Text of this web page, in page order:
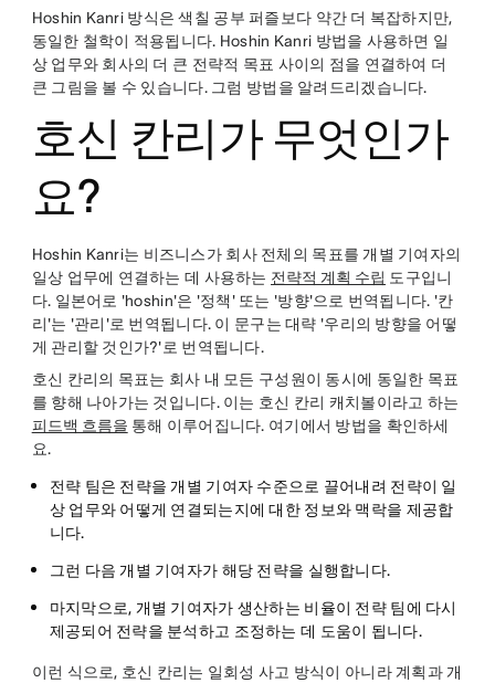
Hoshin Kanri 방식은 색칠 공부 퍼즐보다 약간 더 복잡하지만,
동일한 철학이 적용됩니다. Hoshin Kanri 방법을 사용하면 일
상 업무와 회사의 더 큰 전략적 목표 사이의 점을 연결하여 더
큰 그림을 볼 수 있습니다. 그럼 방법을 알려드리겠습니다.
호신 칸리가 무엇인가
요?
Hoshin Kanri는 비즈니스가 회사 전체의 목표를 개별 기여자의
일상 업무에 연결하는 데 사용하는 전략적 계획 수립 도구입니
다. 일본어로 'hoshin'은 '정책' 또는 '방향'으로 번역됩니다. '칸
리'는 '관리'로 번역됩니다. 이 문구는 대략 '우리의 방향을 어떻
게 관리할 것인가?'로 번역됩니다.
호신 칸리의 목표는 회사 내 모든 구성원이 동시에 동일한 목표
를 향해 나아가는 것입니다. 이는 호신 칸리 캐치볼이라고 하는
피드백 흐름을 통해 이루어집니다. 여기에서 방법을 확인하세
요.
전략 팀은 전략을 개별 기여자 수준으로 끌어내려 전략이 일
상 업무와 어떻게 연결되는지에 대한 정보와 맥락을 제공합
니다.
그런 다음 개별 기여자가 해당 전략을 실행합니다.
마지막으로, 개별 기여자가 생산하는 비율이 전략 팀에 다시
제공되어 전략을 분석하고 조정하는 데 도움이 됩니다.
이런 식으로, 호신 칸리는 일회성 사고 방식이 아니라 계획과 개